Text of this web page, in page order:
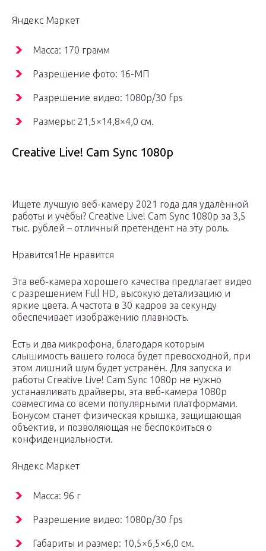
Яндекс Маркет
Масса: 170 грамм
Разрешение фото: 16-МП
Разрешение видео: 1080p/30 fps
Размеры: 21,5×14,8×4,0 см.
Creative Live! Cam Sync 1080p
Ищете лучшую веб-камеру 2021 года для удалённой
работы и учёбы? Creative Live! Cam Sync 1080p за 3,5
тыс. рублей – отличный претендент на эту роль.
Нравится1Не нравится
Эта веб-камера хорошего качества предлагает видео
с разрешением Full HD, высокую детализацию и
яркие цвета. А частота в 30 кадров за секунду
обеспечивает изображению плавность.
Есть и два микрофона, благодаря которым
слышимость вашего голоса будет превосходной, при
этом лишний шум будет устранён. Для запуска и
работы Creative Live! Cam Sync 1080p не нужно
устанавливать драйверы, эта веб-камера 1080p
совместима со всеми популярными платформами.
Бонусом станет физическая крышка, защищающая
объектив, и позволяющая не беспокоиться о
конфиденциальности.
Яндекс Маркет
Масса: 96 г
Разрешение видео: 1080p/30 fps
Габариты и размер: 10,5×6,5×6,0 см.